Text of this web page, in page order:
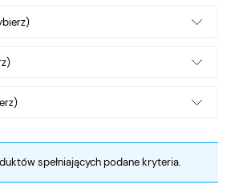
spełniających podane kryteria.